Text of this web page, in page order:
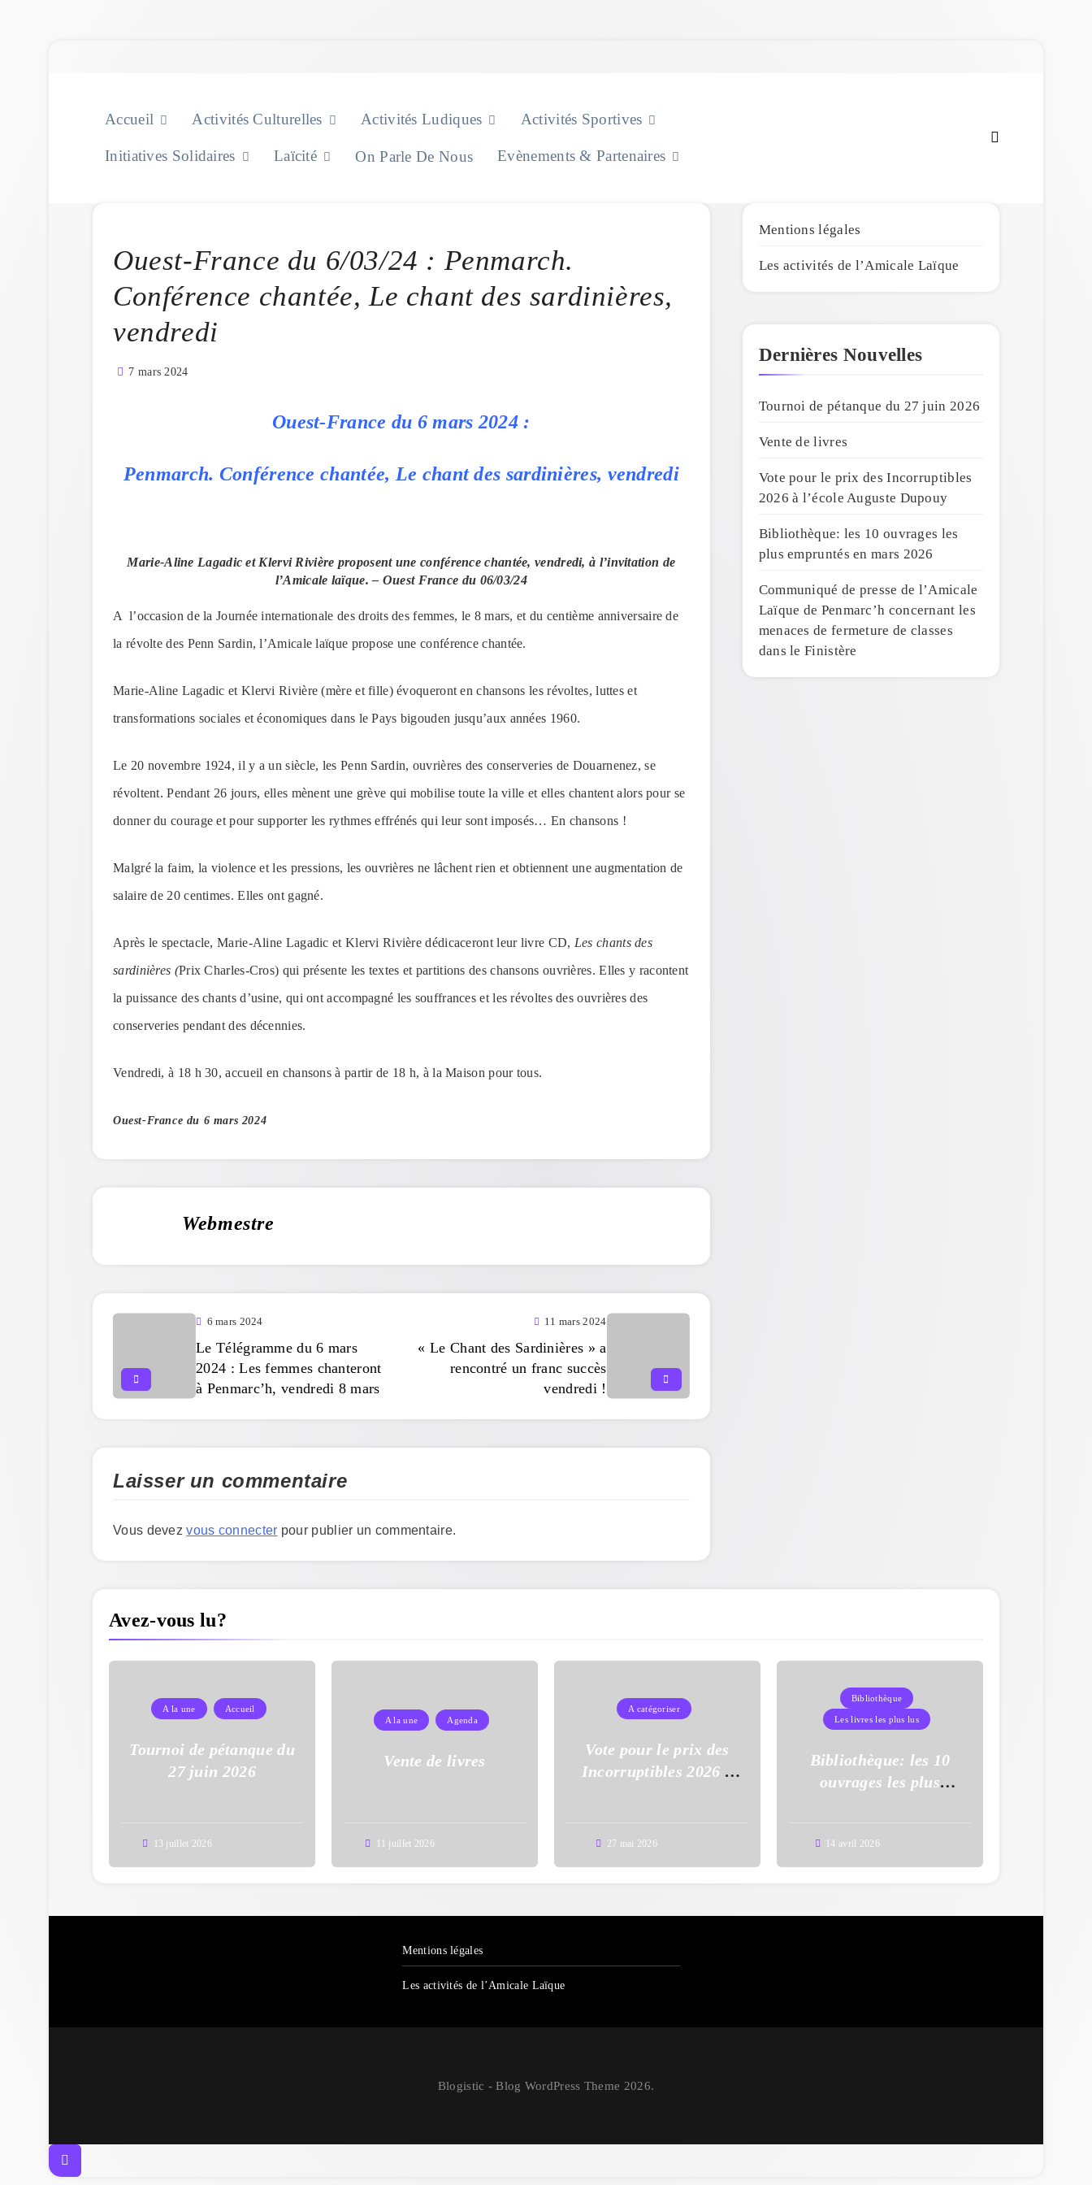
Accueil Activités Culturelles Activités Ludiques Activités Sportives
Initiatives Solidaires Laïcité On Parle De Nous Evènements & Partenaires
Ouest-France du 6/03/24 : Penmarch.
Conférence chantée, Le chant des sardinières,
vendredi
7 mars 2024
Ouest-France du 6 mars 2024 :
Penmarch. Conférence chantée, Le chant des sardinières, vendredi
Marie-Aline Lagadic et Klervi Rivière proposent une conférence chantée, vendredi, à l’invitation de
l’Amicale laïque. – Ouest France du 06/03/24
A l’occasion de la Journée internationale des droits des femmes, le 8 mars, et du centième anniversaire de
la révolte des Penn Sardin, l’Amicale laïque propose une conférence chantée.
Marie-Aline Lagadic et Klervi Rivière (mère et fille) évoqueront en chansons les révoltes, luttes et
transformations sociales et économiques dans le Pays bigouden jusqu’aux années 1960.
Le 20 novembre 1924, il y a un siècle, les Penn Sardin, ouvrières des conserveries de Douarnenez, se
révoltent. Pendant 26 jours, elles mènent une grève qui mobilise toute la ville et elles chantent alors pour se
donner du courage et pour supporter les rythmes effrénés qui leur sont imposés… En chansons !
Malgré la faim, la violence et les pressions, les ouvrières ne lâchent rien et obtiennent une augmentation de
salaire de 20 centimes. Elles ont gagné.
Après le spectacle, Marie-Aline Lagadic et Klervi Rivière dédicaceront leur livre CD, Les chants des
sardinières (Prix Charles-Cros) qui présente les textes et partitions des chansons ouvrières. Elles y racontent
la puissance des chants d’usine, qui ont accompagné les souffrances et les révoltes des ouvrières des
conserveries pendant des décennies.
Vendredi, à 18 h 30, accueil en chansons à partir de 18 h, à la Maison pour tous.
Ouest-France du 6 mars 2024
Webmestre
6 mars 2024
Le Télégramme du 6 mars
2024 : Les femmes chanteront
à Penmarc’h, vendredi 8 mars
11 mars 2024
« Le Chant des Sardinières » a
rencontré un franc succès
vendredi !
Laisser un commentaire
Vous devezvous connecter pour publier un commentaire.
Mentions légales
Les activités de l’Amicale Laïque
Dernières Nouvelles
Tournoi de pétanque du 27 juin 2026
Vente de livres
Vote pour le prix des Incorruptibles
2026 à l’école Auguste Dupouy
Bibliothèque: les 10 ouvrages les
plus empruntés en mars 2026
Communiqué de presse de l’Amicale
Laïque de Penmarc’h concernant les
menaces de fermeture de classes
dans le Finistère
Avez-vous lu?
A la une Accueil
Tournoi de pétanque du
27 juin 2026
13 juillet 2026
A la une Agenda
Vente de livres
11 juillet 2026
A catégoriser
Vote pour le prix des
Incorruptibles 2026 à
27 mai 2026
Bibliothèque
Les livres les plus lus
Bibliothèque: les 10
ouvrages les plus
14 avril 2026
Mentions légales
Les activités de l’Amicale Laïque
Blogistic - Blog WordPress Theme 2026.